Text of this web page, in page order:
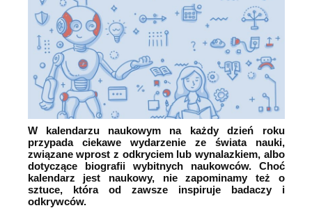
W kalendarzu naukowym na każdy dzień roku
przypada ciekawe wydarzenie ze świata nauki,
związane wprost z odkryciem lub wynalazkiem, albo
dotyczące biografii wybitnych naukowców. Choć
kalendarz jest naukowy, nie zapominamy też o
sztuce, która od zawsze inspiruje badaczy i
odkrywców.